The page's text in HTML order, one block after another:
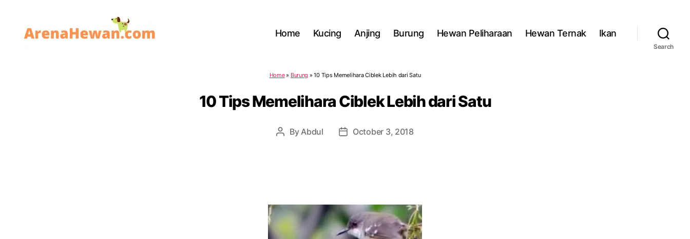
Home Kucing Anjing Burung Hewan Peliharaan Hewan Ternak Ikan
Search
Home» Burung »10 Tips Memelihara Ciblek Lebih dari Satu
10 Tips Memelihara Ciblek Lebih dari Satu
Post
ByAbdul
PostOctober 3, 2018